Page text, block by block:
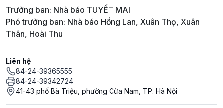
Trưởng ban: Nhà báo TUYẾT MAI
Phó trưởng ban: Nhà báo Hồng Lan, Xuân Thọ, Xuân
Thân, Hoài Thu
Liên hệ
84-24-39365555
84-24-39342724
41-43 phố Bà Triệu, phường Cửa Nam, TP. Hà Nội